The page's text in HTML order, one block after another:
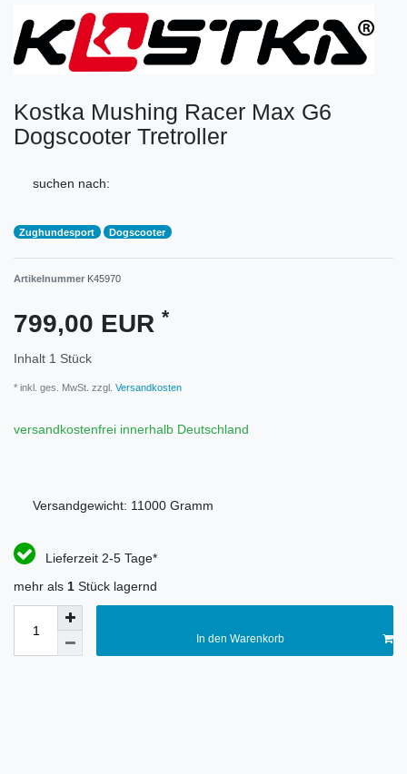
Kostka Mushing Racer Max G6
Dogscooter Tretroller
suchen nach:
Zughundesport Dogscooter
Artikelnummer K45970
799,00 EUR *
Inhalt 1 Stück
* inkl. ges. MwSt. zzgl. Versandkosten
versandkostenfrei innerhalb Deutschland
Versandgewicht: 11000 Gramm
Lieferzeit 2-5 Tage*
mehr als 1 Stück lagernd
In den Warenkorb